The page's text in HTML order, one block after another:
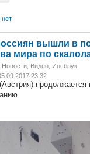
вышли в
мира по
Новости Видео Инсбрук
23:32
продолжается